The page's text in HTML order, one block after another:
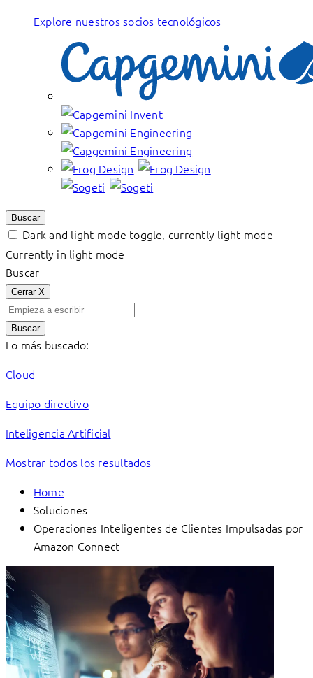
Explore nuestros socios tecnológicos
Buscar
Dark and light mode toggle, currently light mode
Currently in light mode
Buscar
Cerrar X
Buscar
Lo más buscado:
Cloud
Equipo directivo
Inteligencia Artificial
Mostrar todos los resultados
Home
Soluciones
Operaciones Inteligentes de Clientes Impulsadas por
Amazon Connect